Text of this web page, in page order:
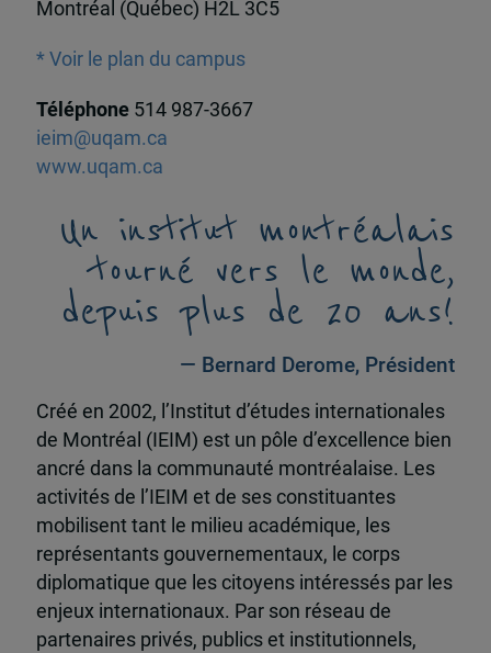
Montréal (Québec) H2L 3C5
* Voir le plan du campus
Téléphone 514 987-3667
ieim@uqam.ca
www.uqam.ca
Un institut montréalais
tourné vers le monde,
depuis plus de 20 ans!
— Bernard Derome, Président
Créé en 2002, l’Institut d’études internationales
de Montréal (IEIM) est un pôle d’excellence bien
ancré dans la communauté montréalaise. Les
activités de l’IEIM et de ses constituantes
mobilisent tant le milieu académique, les
représentants gouvernementaux, le corps
diplomatique que les citoyens intéressés par les
enjeux internationaux. Par son réseau de
partenaires privés, publics et institutionnels,